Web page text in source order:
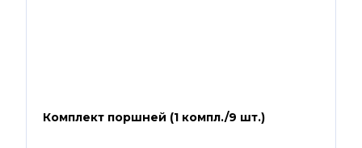
Комплект поршней (1 компл./9 шт.)